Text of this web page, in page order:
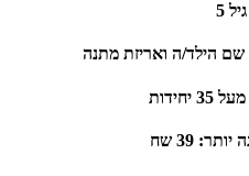
הילד/ה ואריזת מתנה
39 שח